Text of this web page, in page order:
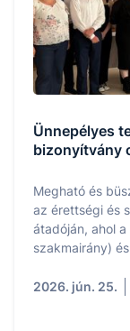
Ünnepélyes
bizonyítvány
Megható és
az érettségi és
átadóján, ahol
szakmairány)
2026. jún. 25.